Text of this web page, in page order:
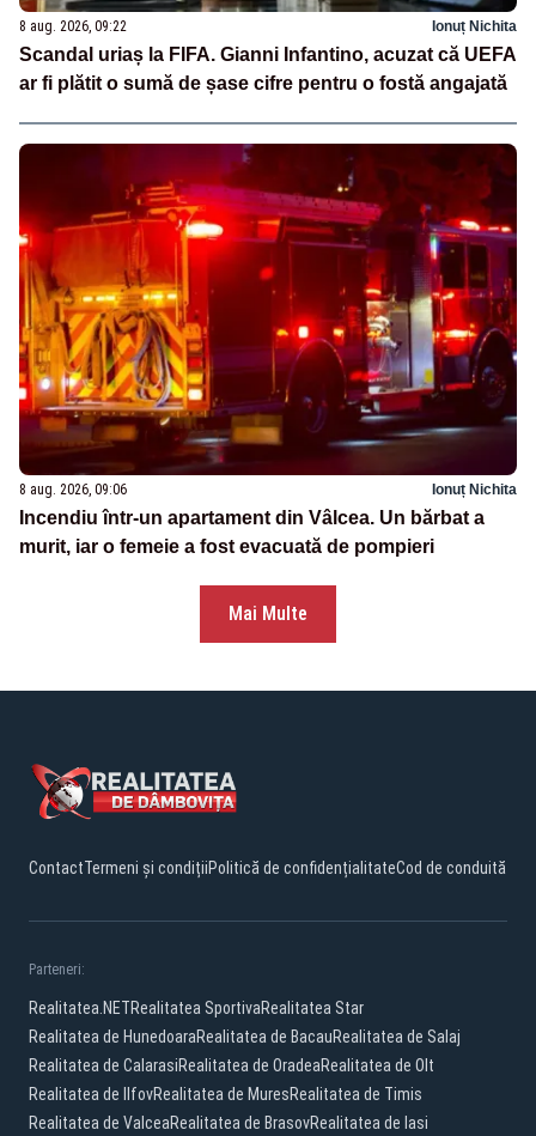
8 aug. 2026, 09:22 Ionuț Nichita
Scandal uriaș la FIFA. Gianni Infantino, acuzat că UEFA
ar fi plătit o sumă de șase cifre pentru o fostă angajată
8 aug. 2026, 09:06 Ionuț Nichita
Incendiu într-un apartament din Vâlcea. Un bărbat a
murit, iar o femeie a fost evacuată de pompieri
Mai Multe
ContactTermeni și condițiiPolitică de confidențialitateCod de conduită
Parteneri:
Realitatea.NETRealitatea SportivaRealitatea Star
Realitatea de HunedoaraRealitatea de BacauRealitatea de Salaj
Realitatea de CalarasiRealitatea de OradeaRealitatea de Olt
Realitatea de IlfovRealitatea de MuresRealitatea de Timis
Realitatea de ValceaRealitatea de BrasovRealitatea de Iasi